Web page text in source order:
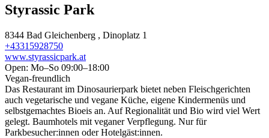
Styrassic Park
8344 Bad Gleichenberg , Dinoplatz 1
+43315928750
www.styrassicpark.at
Open: Mo–So 09:00–18:00
Vegan-freundlich
Das Restaurant im Dinosaurierpark bietet neben Fleischgerichten
auch vegetarische und vegane Küche, eigene Kindermenüs und
selbstgemachtes Bioeis an. Auf Regionalität und Bio wird viel Wert
gelegt. Baumhotels mit veganer Verpflegung. Nur für
Parkbesucher:innen oder Hotelgäst:innen.